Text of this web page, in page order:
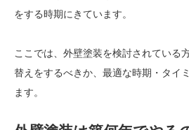
をする時期にきています。
ここでは、外壁塗装を検討されている
替えをするべきか、最適な時期・タイ
ます。